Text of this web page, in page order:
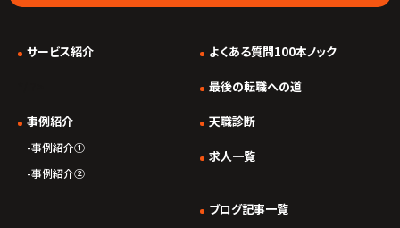
サービス紹介
事例紹介
事例紹介①
事例紹介②
よくある質問100本ノック
最後の転職への道
天職診断
求人一覧
ブログ記事一覧